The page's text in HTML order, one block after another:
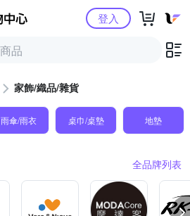
Yahoo購物中心登入
家飾/織品/雜貨
雨傘/雨衣 桌巾/桌墊 地墊
全品牌列表